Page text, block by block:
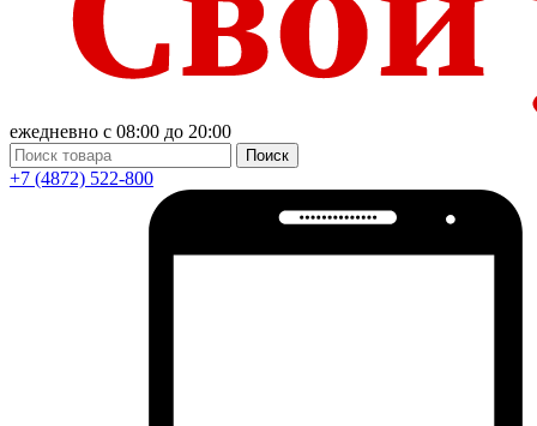
ежедневно с 08:00 до 20:00
Поиск
+7 (4872) 522-800